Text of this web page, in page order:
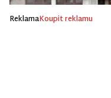
ReklamaKoupit reklamu